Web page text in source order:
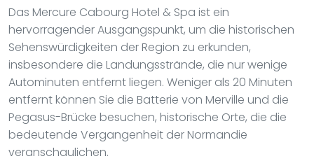
Das Mercure Cabourg Hotel & Spa ist ein
hervorragender Ausgangspunkt, um die historischen
Sehenswürdigkeiten der Region zu erkunden,
insbesondere die Landungsstrände, die nur wenige
Autominuten entfernt liegen. Weniger als 20 Minuten
entfernt können Sie die Batterie von Merville und die
Pegasus-Brücke besuchen, historische Orte, die die
bedeutende Vergangenheit der Normandie
veranschaulichen.